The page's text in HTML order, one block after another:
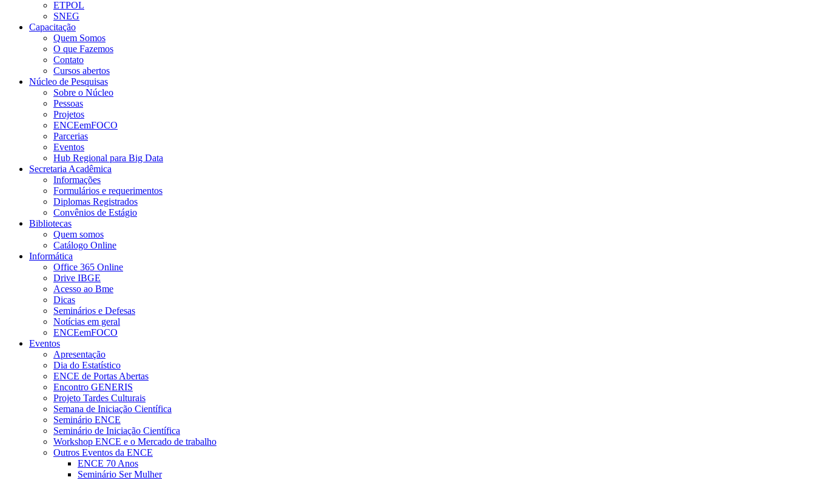
ETPOL
SNEG
Capacitação
Quem Somos
O que Fazemos
Contato
Cursos abertos
Núcleo de Pesquisas
Sobre o Núcleo
Pessoas
Projetos
ENCEemFOCO
Parcerias
Eventos
Hub Regional para Big Data
Secretaria Acadêmica
Informações
Formulários e requerimentos
Diplomas Registrados
Convênios de Estágio
Bibliotecas
Quem somos
Catálogo Online
Informática
Office 365 Online
Drive IBGE
Acesso ao Bme
Dicas
Seminários e Defesas
Notícias em geral
ENCEemFOCO
Eventos
Apresentação
Dia do Estatístico
ENCE de Portas Abertas
Encontro GENERIS
Projeto Tardes Culturais
Semana de Iniciação Científica
Seminário ENCE
Seminário de Iniciação Científica
Workshop ENCE e o Mercado de trabalho
Outros Eventos da ENCE
ENCE 70 Anos
Seminário Ser Mulher